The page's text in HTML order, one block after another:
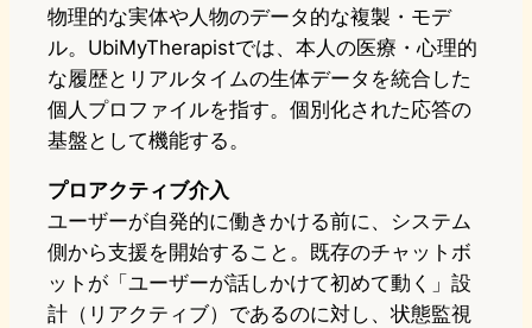
物理的な実体や人物のデータ的な複製・モデ
ル。UbiMyTherapistでは、本人の医療・心理的
な履歴とリアルタイムの生体データを統合した
個人プロファイルを指す。個別化された応答の
基盤として機能する。
プロアクティブ介入
ユーザーが自発的に働きかける前に、システム
側から支援を開始すること。既存のチャットボ
ットが「ユーザーが話しかけて初めて動く」設
計（リアクティブ）であるのに対し、状態監視